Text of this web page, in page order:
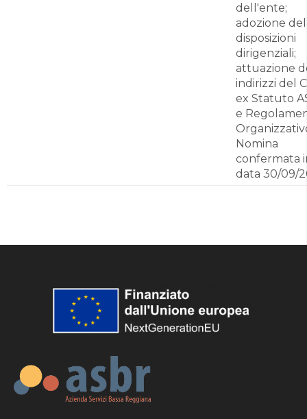
dell'ente;
adozione
disposizioni
dirigenziali;
attuazione
indirizzi del
ex Statuto
e
Nomina
confermata
data 30/09/